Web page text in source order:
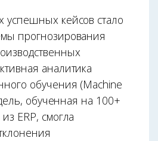
кейсов стало
прогнозирования
аналитика
обучения (Machine
обученная на 100+
ERP, смогла